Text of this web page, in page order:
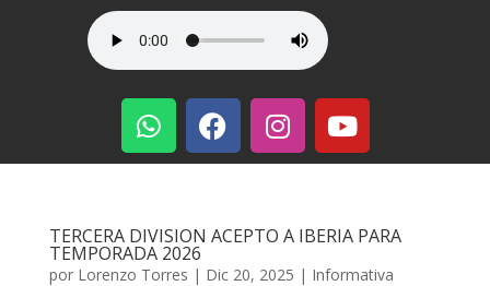
TERCERA DIVISION ACEPTO A IBERIA PARA
TEMPORADA 2026
por Lorenzo Torres | Dic 20, 2025 | Informativa